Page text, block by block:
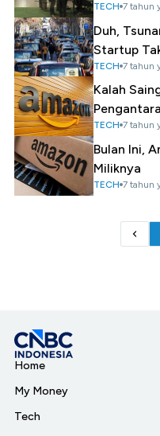
TECH 7 tahun
Duh,
Startup
TECH 7 tahun
Kalah
TECH 7 tahun
Bulan Ini,
Miliknya
TECH 7 tahun
Home
My Money
Tech